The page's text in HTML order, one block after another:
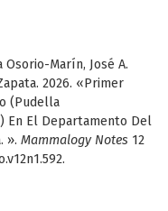
Osorio-Marín, José A.
2026. «Primer
(Pudella
En El Departamento Del
». Mammalogy Notes 12